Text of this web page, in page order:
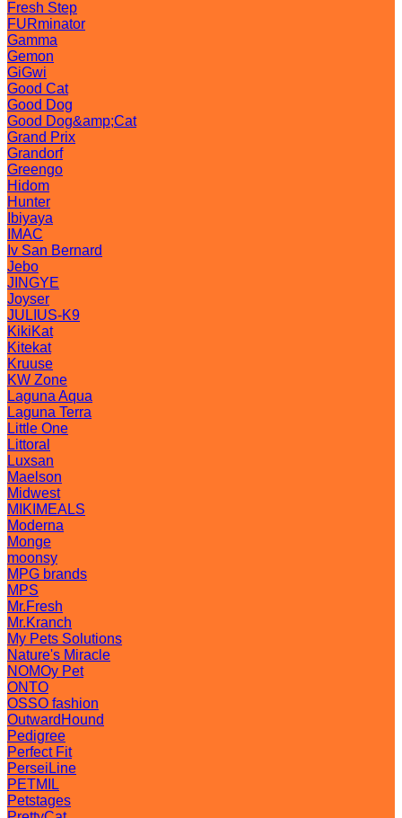
Fresh Step
FURminator
Gamma
Gemon
GiGwi
Good Cat
Good Dog
Good Dog&amp;Cat
Grand Prix
Grandorf
Greengo
Hidom
Hunter
Ibiyaya
IMAC
Iv San Bernard
Jebo
JINGYE
Joyser
JULIUS-K9
KikiKat
Kitekat
Kruuse
KW Zone
Laguna Aqua
Laguna Terra
Little One
Littoral
Luxsan
Maelson
Midwest
MIKIMEALS
Moderna
Monge
moonsy
MPG brands
MPS
Mr.Fresh
Mr.Kranch
My Pets Solutions
Nature's Miracle
NOMOy Pet
ONTO
OSSO fashion
OutwardHound
Pedigree
Perfect Fit
PerseiLine
PETMIL
Petstages